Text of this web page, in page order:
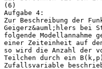
(6)
Aufgabe 4:
Zur Beschreibung der
Geigerz&auml;hlers bei
folgende
einer Zeiteinheit auf
so wird die Anzahl der
Teilchen durch ein
Zufallsvariable